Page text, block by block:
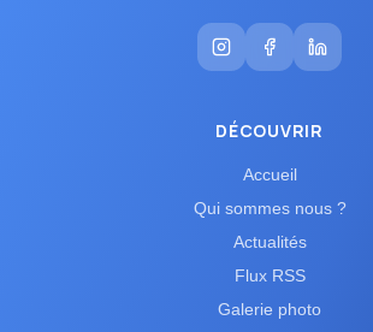
DÉCOUVRIR
Accueil
Qui sommes nous ?
Actualités
Flux RSS
Galerie photo